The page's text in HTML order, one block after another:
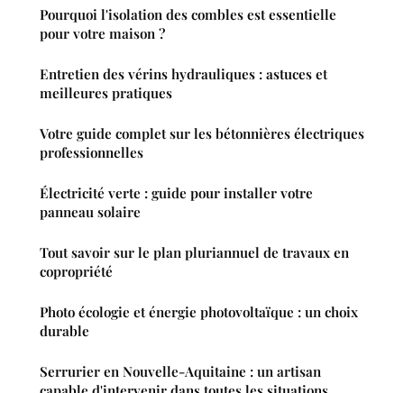
Pourquoi l'isolation des combles est essentielle
pour votre maison ?
Entretien des vérins hydrauliques : astuces et
meilleures pratiques
Votre guide complet sur les bétonnières électriques
professionnelles
Électricité verte : guide pour installer votre
panneau solaire
Tout savoir sur le plan pluriannuel de travaux en
copropriété
Photo écologie et énergie photovoltaïque : un choix
durable
Serrurier en Nouvelle-Aquitaine : un artisan